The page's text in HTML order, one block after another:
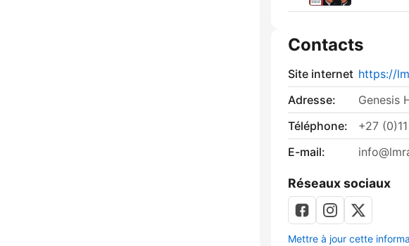
Contacts
Site internet https://
Adresse:
Genesis
Téléphone:
+27
E-mail:
Réseaux sociaux
Mettre à jour cette